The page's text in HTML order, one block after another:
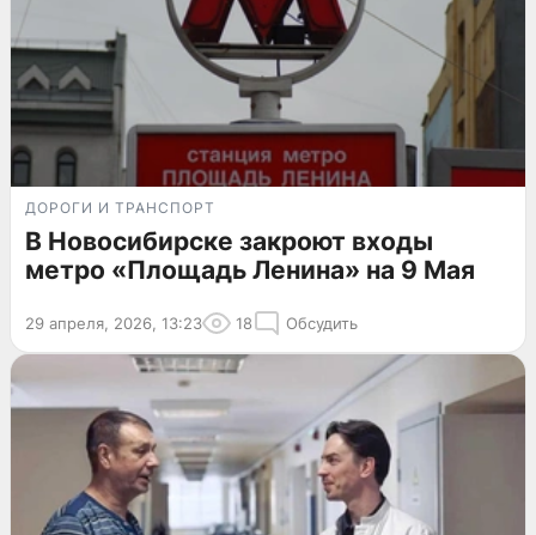
ДОРОГИ И ТРАНСПОРТ
В Новосибирске закроют входы
метро «Площадь Ленина» на 9 Мая
29 апреля, 2026, 13:23 18 Обсудить